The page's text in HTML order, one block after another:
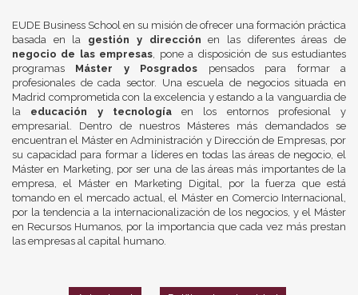
EUDE Business School en su misión de ofrecer una formación práctica
basada en la gestión y dirección en las diferentes áreas de
negocio de las empresas, pone a disposición de sus estudiantes
programas Máster y Posgrados pensados para formar a
profesionales de cada sector. Una escuela de negocios situada en
Madrid comprometida con la excelencia y estando a la vanguardia de
la educación y tecnologíaen los entornos profesional y
empresarial. Dentro de nuestros Másteres más demandados se
encuentran el Máster en Administración y Dirección de Empresas, por
su capacidad para formar a líderes en todas las áreas de negocio, el
Máster en Marketing, por ser una de las áreas más importantes de la
empresa, el Máster en Marketing Digital, por la fuerza que está
tomando en el mercado actual, el Máster en Comercio Internacional,
por la tendencia a la internacionalización de los negocios, y el Máster
en Recursos Humanos, por la importancia que cada vez más prestan
las empresas al capital humano.